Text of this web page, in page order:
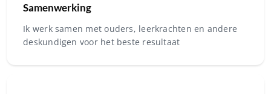
Samenwerking
Ik werk samen met ouders, leerkrachten en andere
deskundigen voor het beste resultaat